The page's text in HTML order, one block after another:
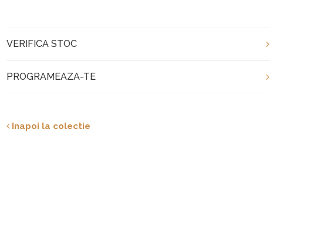
VERIFICA STOC
PROGRAMEAZA-TE
Inapoi la colectie